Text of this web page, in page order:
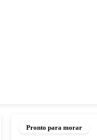
Pronto para morar